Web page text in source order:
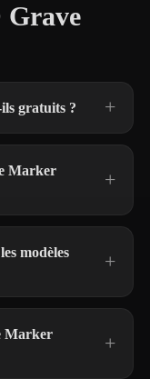
Grave
gratuits ?
Marker
modèles
Marker